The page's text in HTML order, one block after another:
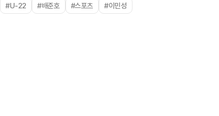
#U-22 #배준호 #스포츠 #이민성